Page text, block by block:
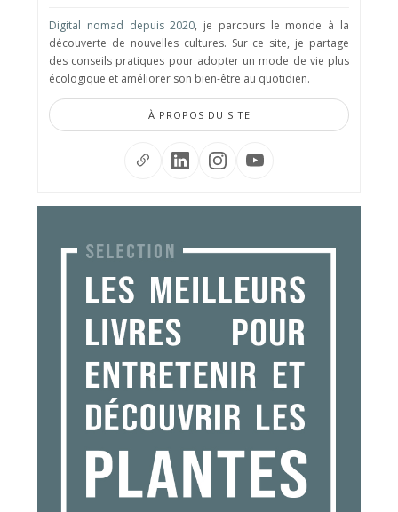
Digital nomad depuis 2020, je parcours le monde à la
découverte de nouvelles cultures. Sur ce site, je partage
des conseils pratiques pour adopter un mode de vie plus
écologique et améliorer son bien-être au quotidien.
À PROPOS DU SITE